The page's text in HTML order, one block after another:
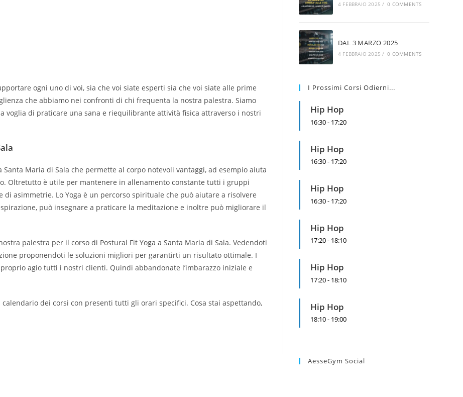
ogni uno di voi, sia che voi siate esperti sia che voi siate alle prime
che abbiamo nei confronti di chi frequenta la nostra palestra. Siamo
voglia di praticare una sana e riequilibrante attività fisica attraverso i nostri
Maria di Sala che permette al corpo notevoli vantaggi, ad esempio aiuta
Oltretutto è utile per mantenere in allenamento constante tutti i gruppi
asimmetrie. Lo Yoga è un percorso spirituale che può aiutare a risolvere
può insegnare a praticare la meditazione e inoltre può migliorare il
palestra per il corso di Postural Fit Yoga a Santa Maria di Sala. Vedendoti
proponendoti le soluzioni migliori per garantirti un risultato ottimale. I
agio tutti i nostri clienti. Quindi abbandonate l’imbarazzo iniziale e
dei corsi con presenti tutti gli orari specifici. Cosa stai aspettando,
4 FEBBRAIO 2025 / 0 COMMENTS
DAL 3 MARZO 2025
4 FEBBRAIO 2025 / 0 COMMENTS
I Prossimi Corsi Odierni...
Hip Hop
16:30- 17:20
Hip Hop
16:30- 17:20
Hip Hop
16:30- 17:20
Hip Hop
17:20- 18:10
Hip Hop
17:20- 18:10
Hip Hop
18:10- 19:00
AesseGym Social